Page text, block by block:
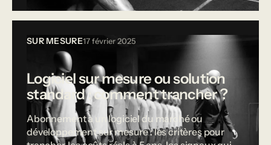
SUR MESURE17 février 2025
Logiciel sur mesure ou solution
standard : comment trancher ?
Abonnement à un logiciel du marché ou
développement sur mesure : les critères pour